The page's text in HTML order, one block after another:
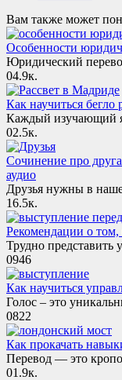
Вам также может
Особенности
Юридический
04.9к.
Как научиться бегло
Каждый изучающий
02.5к.
Сочинение про
аудио
Друзья нужны в
16.5к.
Рекомендации о том,
Трудно представить
0946
Как научиться
Голос – это
0822
Как прокачать
Перевод — это
01.9к.